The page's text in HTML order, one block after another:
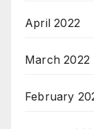
April 2022
March 2022
February